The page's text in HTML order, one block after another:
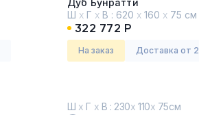
Дуб Бунратти
Ш х Г х В : 620 х 160 х 75 см
322 772 Р
На заказ Доставка от
Ш х Г х В : 230х 110х 75см